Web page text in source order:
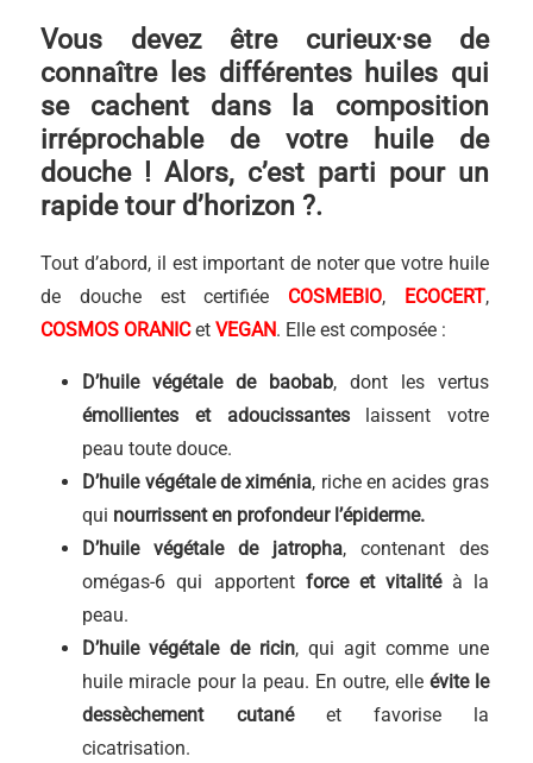
Vous devez être curieux·se de
connaître les différentes huiles qui
se cachent dans la composition
irréprochable de votre huile de
douche ! Alors, c’est parti pour un
rapide tour d’horizon ?.
Tout d’abord, il est important de noter que votre huile
de douche est certifiée COSMEBIO, ECOCERT,
COSMOS ORANICetVEGAN. Elle est composée :
D’huile végétale de baobab, dont les vertus
émollientes et adoucissanteslaissent votre
peau toute douce.
D’huile végétale de ximénia, riche en acides gras
qui nourrissent en profondeur l’épiderme.
D’huile végétale de jatropha, contenant des
omégas-6 qui apportent force et vitalitéà la
peau.
D’huile végétale de ricin, qui agit comme une
huile miracle pour la peau. En outre, elle évite le
dessèchement cutanéet favorise la
cicatrisation.